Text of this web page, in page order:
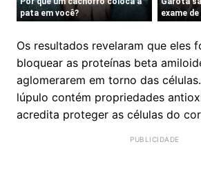
Os resultados revelaram que eles
bloquear as proteínas beta
aglomerarem em torno das
lúpulo contém propriedades
acredita proteger as células do